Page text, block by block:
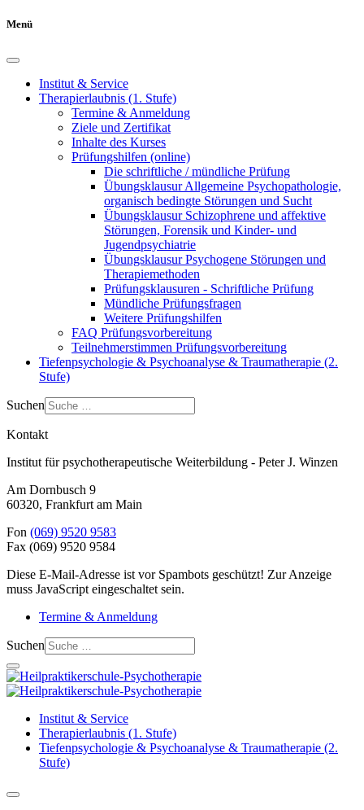
Menü
Institut & Service
Therapierlaubnis (1. Stufe)
Termine & Anmeldung
Ziele und Zertifikat
Inhalte des Kurses
Prüfungshilfen (online)
Die schriftliche / mündliche Prüfung
Übungsklausur Allgemeine Psychopathologie,
organisch bedingte Störungen und Sucht
Übungsklausur Schizophrene und affektive
Störungen, Forensik und Kinder- und
Jugendpsychiatrie
Übungsklausur Psychogene Störungen und
Therapiemethoden
Prüfungsklausuren - Schriftliche Prüfung
Mündliche Prüfungsfragen
Weitere Prüfungshilfen
FAQ Prüfungsvorbereitung
Teilnehmerstimmen Prüfungsvorbereitung
Tiefenpsychologie & Psychoanalyse & Traumatherapie (2.
Stufe)
Suchen
Kontakt
Institut für psychotherapeutische Weiterbildung - Peter J. Winzen
Am Dornbusch 9
60320, Frankfurt am Main
Fon (069) 9520 9583
Fax (069) 9520 9584
Diese E-Mail-Adresse ist vor Spambots geschützt! Zur Anzeige
muss JavaScript eingeschaltet sein.
Termine & Anmeldung
Suchen
Institut & Service
Therapierlaubnis (1. Stufe)
Tiefenpsychologie & Psychoanalyse & Traumatherapie (2.
Stufe)